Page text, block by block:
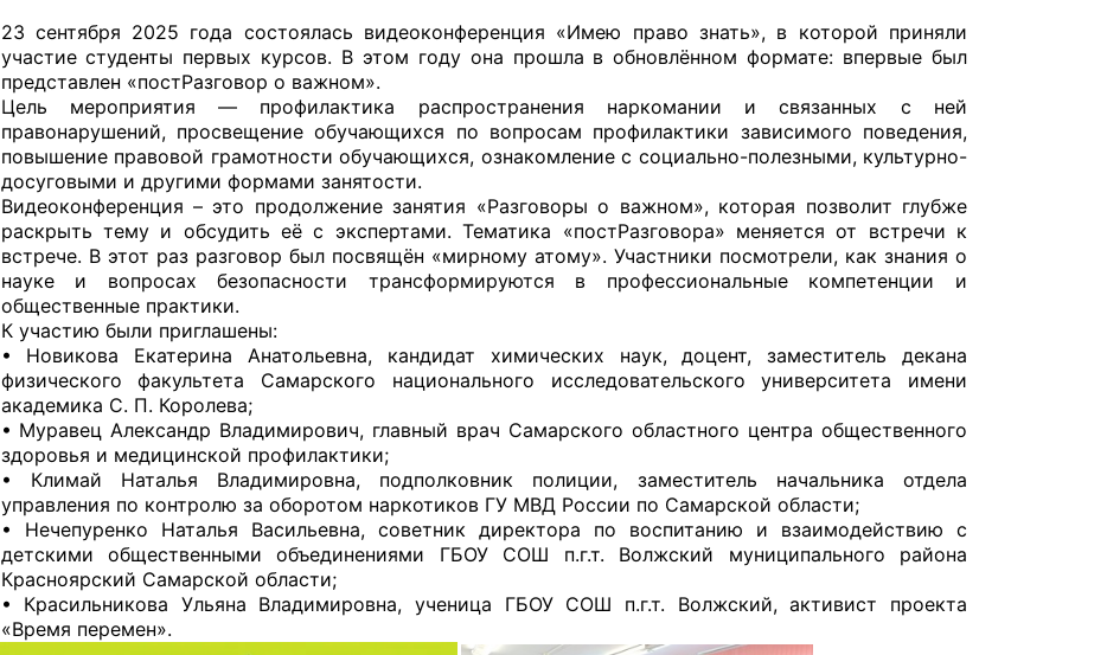
23 сентября 2025 года состоялась видеоконференция «Имею право знать», в которой приняли
участие студенты первых курсов. В этом году она прошла в обновлённом формате: впервые был
представлен «постРазговор о важном».
Цель мероприятия — профилактика распространения наркомании и связанных с ней
правонарушений, просвещение обучающихся по вопросам профилактики зависимого поведения,
повышение правовой грамотности обучающихся, ознакомление с социально-полезными, культурно-
досуговыми и другими формами занятости.
Видеоконференция – это продолжение занятия «Разговоры о важном», которая позволит глубже
раскрыть тему и обсудить её с экспертами. Тематика «постРазговора» меняется от встречи к
встрече. В этот раз разговор был посвящён «мирному атому». Участники посмотрели, как знания о
науке и вопросах безопасности трансформируются в профессиональные компетенции и
общественные практики.
К участию были приглашены:
• Новикова Екатерина Анатольевна, кандидат химических наук, доцент, заместитель декана
физического факультета Самарского национального исследовательского университета имени
академика С. П. Королева;
• Муравец Александр Владимирович, главный врач Самарского областного центра общественного
здоровья и медицинской профилактики;
• Климай Наталья Владимировна, подполковник полиции, заместитель начальника отдела
управления по контролю за оборотом наркотиков ГУ МВД России по Самарской области;
• Нечепуренко Наталья Васильевна, советник директора по воспитанию и взаимодействию с
детскими общественными объединениями ГБОУ СОШ п.г.т. Волжский муниципального района
Красноярский Самарской области;
• Красильникова Ульяна Владимировна, ученица ГБОУ СОШ п.г.т. Волжский, активист проекта
«Время перемен».